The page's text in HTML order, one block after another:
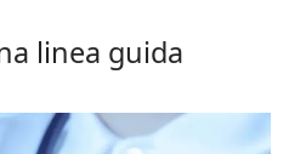
linea guida